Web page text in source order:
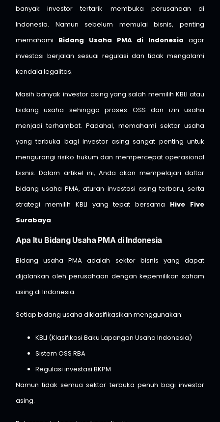
banyak investor tertarik membuka perusahaan di
Indonesia. Namun sebelum memulai bisnis, penting
memahami Bidang Usaha PMA di Indonesia agar
investasi berjalan sesuai regulasi dan tidak mengalami
kendala legalitas.
Masih banyak investor asing yang salah memilih KBLI atau
bidang usaha sehingga proses OSS dan izin usaha
menjadi terhambat. Padahal, memahami sektor usaha
yang terbuka bagi investor asing sangat penting untuk
mengurangi risiko hukum dan mempercepat operasional
bisnis. Dalam artikel ini, Anda akan mempelajari daftar
bidang usaha PMA, aturan investasi asing terbaru, serta
strategi memilih KBLI yang tepat bersama Hive Five
Surabaya.
Apa Itu Bidang Usaha PMA di Indonesia
Bidang usaha PMA adalah sektor bisnis yang dapat
dijalankan oleh perusahaan dengan kepemilikan saham
asing di Indonesia.
Setiap bidang usaha diklasifikasikan menggunakan:
KBLI (Klasifikasi Baku Lapangan Usaha Indonesia)
Sistem OSS RBA
Regulasi investasi BKPM
Namun tidak semua sektor terbuka penuh bagi investor
asing.